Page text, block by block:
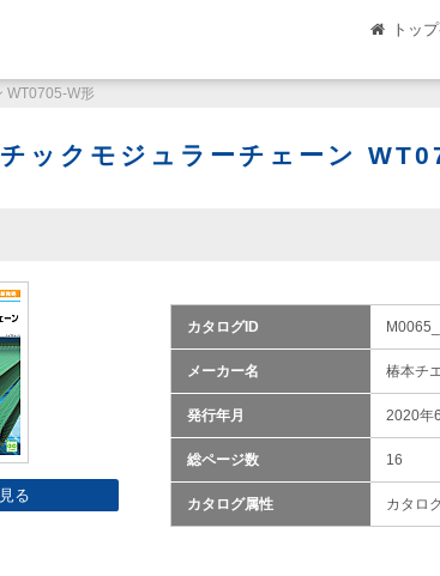
トッ
WT0705-W形
ックモジュラーチェーン
カタログID
メーカー名 椿本チ
発行年月 2020年
総ページ数 16
カタログ属性 カタロ